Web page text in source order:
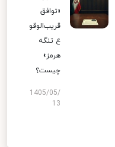
«توافق
قریب‌الوقو
ع تنگه
هرمز»
چیست؟
1405/05/
13